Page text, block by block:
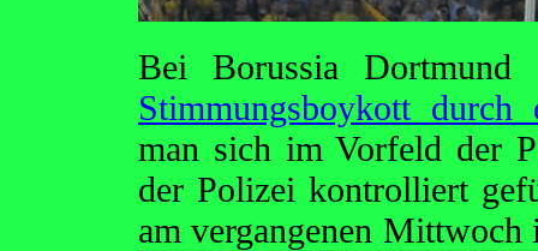
Bei Borussia
Stimmungsboykott durch
man sich im Vorfeld der
der Polizei kontrolliert
am vergangenen